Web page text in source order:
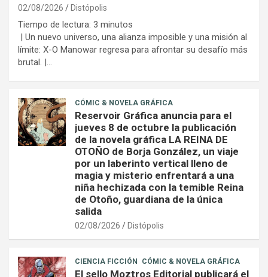
02/08/2026 Distópolis
Tiempo de lectura: 3 minutos
| Un nuevo universo, una alianza imposible y una misión al
límite: X-O Manowar regresa para afrontar su desafío más
brutal. |…
CÓMIC & NOVELA GRÁFICA
Reservoir Gráfica anuncia para el
jueves 8 de octubre la publicación
de la novela gráfica LA REINA DE
OTOÑO de Borja González, un viaje
por un laberinto vertical lleno de
magia y misterio enfrentará a una
niña hechizada con la temible Reina
de Otoño, guardiana de la única
salida
02/08/2026 Distópolis
CIENCIA FICCIÓN CÓMIC & NOVELA GRÁFICA
El sello Moztros Editorial publicará el